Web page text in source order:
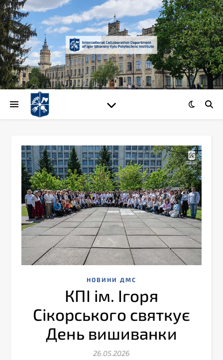
НОВИНИ ДМС
КПІ ім. Ігоря
Сікорського святкує
День вишиванки
26.05.2026